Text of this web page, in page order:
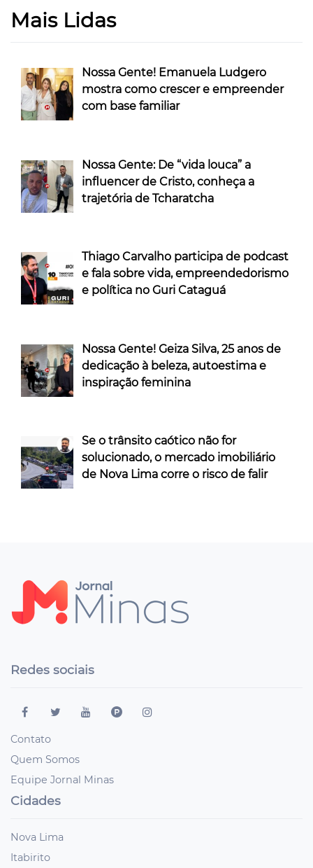
Mais Lidas
Nossa Gente! Emanuela Ludgero
mostra como crescer e empreender
com base familiar
Nossa Gente: De “vida louca” a
influencer de Cristo, conheça a
trajetória de Tcharatcha
Thiago Carvalho participa de podcast
e fala sobre vida, empreendedorismo
e política no Guri Cataguá
Nossa Gente! Geiza Silva, 25 anos de
dedicação à beleza, autoestima e
inspiração feminina
Se o trânsito caótico não for
solucionado, o mercado imobiliário
de Nova Lima corre o risco de falir
Redes sociais
Contato
Quem Somos
Equipe Jornal Minas
Cidades
Nova Lima
Itabirito